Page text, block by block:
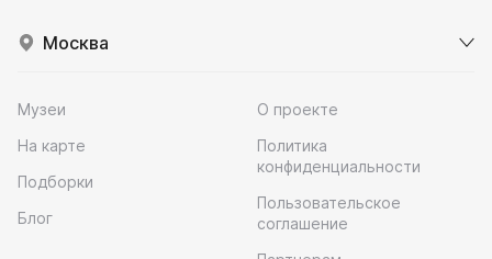
Москва
Музеи
На карте
Подборки
Блог
О проекте
Политика
конфиденциальности
Пользовательское
соглашение